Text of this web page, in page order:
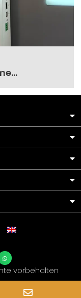
vorbehalten